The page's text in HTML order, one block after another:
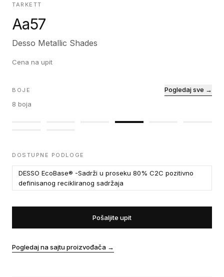
TARKETT
Aa57
Desso Metallic Shades
Cena na upit
BOJE
8 boja
Pogledaj sve →
DOSTUPNE PODLOGE
DESSO EcoBase® -Sadrži u proseku 80% C2C pozitivno
definisanog recikliranog sadržaja
Pošaljite upit
Pogledaj na sajtu proizvođača →